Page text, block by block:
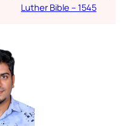
Luther Bible – 1545